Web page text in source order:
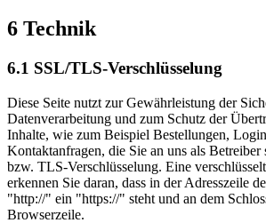
6 Technik
6.1 SSL/TLS-Verschlüsselung
Diese Seite nutzt zur Gewährleistung der
Datenverarbeitung und zum Schutz der
Inhalte, wie zum Beispiel Bestellungen,
Kontaktanfragen, die Sie an uns als Betreiber
bzw. TLS-Verschlüsselung. Eine
erkennen Sie daran, dass in der Adresszeile
"http://" ein "https://" steht und an dem
Browserzeile.